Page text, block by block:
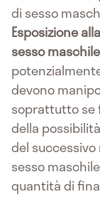
di sesso
Esposizione
sesso maschile
devono
soprattutto se
della
del
sesso
quantità di